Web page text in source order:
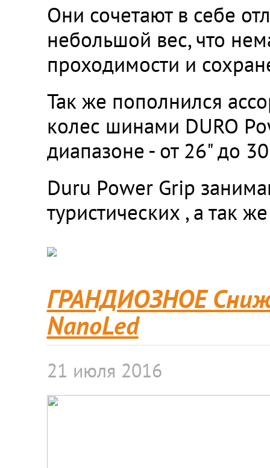
Они сочетают в себе
небольшой вес, что
проходимости и
Так же пополнился
колес шинами DURO
диапазоне - от 26" до
Duru Power Grip
туристических , а так
ГРАНДИОЗНОЕ
NanoLed
21 июля 2016